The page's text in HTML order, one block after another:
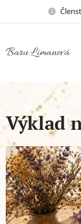
Baru Limanová
Výklad